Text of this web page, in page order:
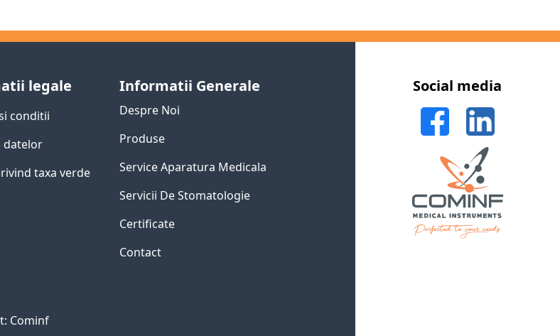
legale
conditii
datelor
taxa verde
Informatii Generale
Despre Noi
Produse
Service Aparatura Medicala
Servicii De Stomatologie
Certificate
Contact
Cominf
Social media